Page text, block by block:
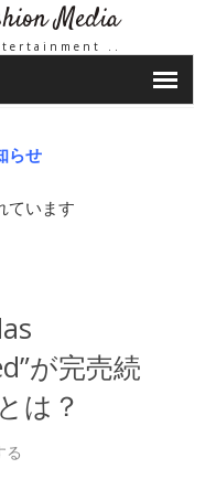
Media
..
らせ
ています
が完売続
は？
る